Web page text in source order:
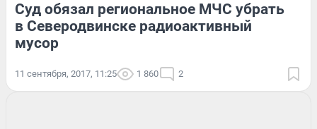
Суд обязал региональное МЧС убрать
в Северодвинске радиоактивный
мусор
11 сентября, 2017, 11:25 1 860 2